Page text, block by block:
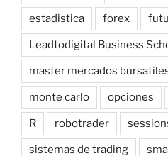
estadistica forex
Leadtodigital Business
master mercados
monte carlo opciones
R robotrader
sistemas de trading